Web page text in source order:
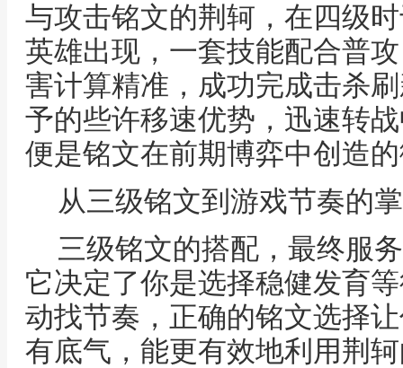
与攻击铭文的荆轲，在四级
英雄出现，一套技能配合普
害计算精准，成功完成击杀
予的些许移速优势，迅速转
便是铭文在前期博弈中创造
从三级铭文到游戏节奏的
三级铭文的搭配，最终服
它决定了你是选择稳健发育
动找节奏，正确的铭文选择
有底气，能更有效地利用荆